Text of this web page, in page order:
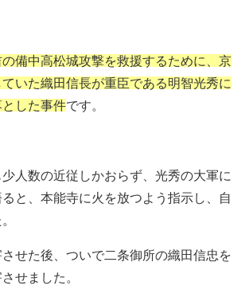
備中高松城攻撃を救援するために、京
いた織田信長が重臣である明智光秀に
した事件です。
人数の近従しかおらず、光秀の大軍に
と、本能寺に火を放つよう指示し、自
せた後、ついで二条御所の織田信忠を
せました。